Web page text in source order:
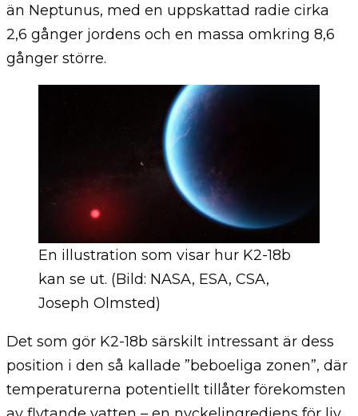
än Neptunus, med en uppskattad radie cirka
2,6 gånger jordens och en massa omkring 8,6
gånger större.
En illustration som visar hur K2-18b
kan se ut. (Bild: NASA, ESA, CSA,
Joseph Olmsted)
Det som gör K2-18b särskilt intressant är dess
position i den så kallade ”beboeliga zonen”, där
temperaturerna potentiellt tillåter förekomsten